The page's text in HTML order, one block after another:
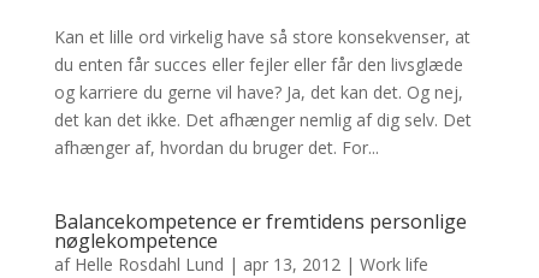
Kan et lille ord virkelig have så store konsekvenser, at
du enten får succes eller fejler eller får den livsglæde
og karriere du gerne vil have? Ja, det kan det. Og nej,
det kan det ikke. Det afhænger nemlig af dig selv. Det
afhænger af, hvordan du bruger det. For...
Balancekompetence er fremtidens personlige
nøglekompetence
af Helle Rosdahl Lund | apr 13, 2012 | Work life